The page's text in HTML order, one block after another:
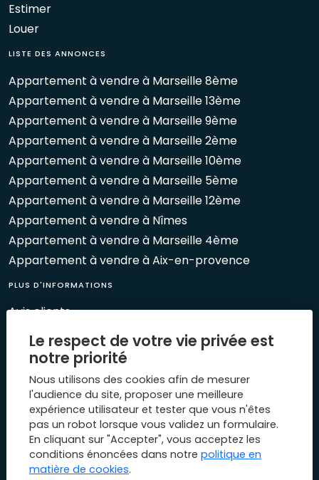
Le respect de votre vie privée est
notre priorité
Nous utilisons des cookies afin de mesurer
l'audience du site, proposer une meilleure
expérience utilisateur et tester que vous n'êtes
pas un robot lorsque vous validez un formulaire.
En cliquant sur "Accepter", vous acceptez les
conditions énoncées dans notre politique en
matière de cookies.
Estimer
Louer
LISTE DES ANNONCES
Appartement à vendre à Marseille 8ème
Appartement à vendre à Marseille 13ème
Appartement à vendre à Marseille 9ème
Appartement à vendre à Marseille 2ème
Appartement à vendre à Marseille 10ème
Appartement à vendre à Marseille 5ème
Appartement à vendre à Marseille 12ème
Appartement à vendre à Nîmes
Appartement à vendre à Marseille 4ème
Appartement à vendre à Aix-en-provence
PLUS D'INFORMATIONS
Avis clients
Le Mag 1894
Nos évènements
Biens vendus
Plan du site
Mentions légales
Nous contacter